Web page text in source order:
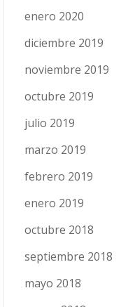
enero 2020
diciembre 2019
noviembre 2019
octubre 2019
julio 2019
marzo 2019
febrero 2019
enero 2019
octubre 2018
septiembre 2018
mayo 2018